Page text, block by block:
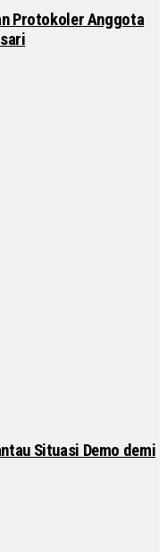
Protokoler Anggota
Situasi Demo demi